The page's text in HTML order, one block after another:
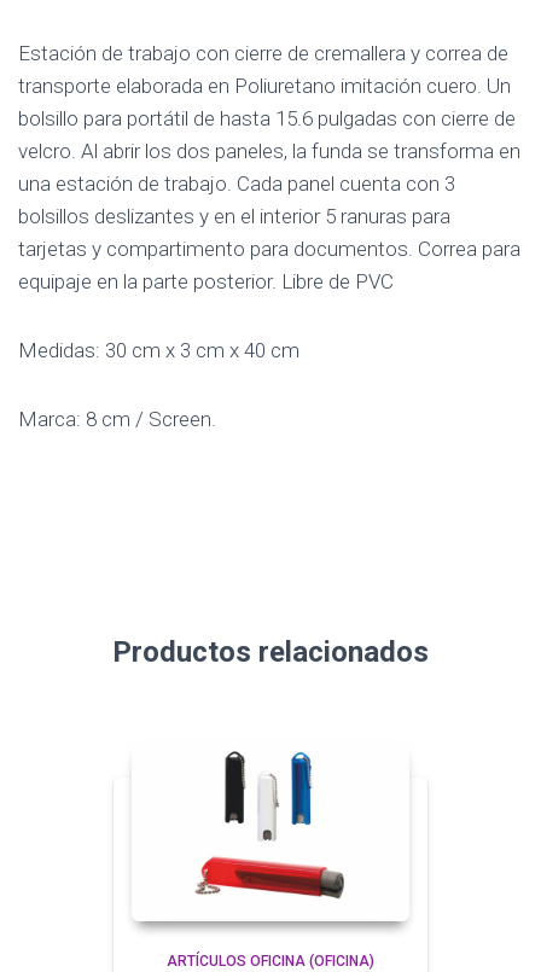
Estación de trabajo con cierre de cremallera y correa de
transporte elaborada en Poliuretano imitación cuero. Un
bolsillo para portátil de hasta 15.6 pulgadas con cierre de
velcro. Al abrir los dos paneles, la funda se transforma en
una estación de trabajo. Cada panel cuenta con 3
bolsillos deslizantes y en el interior 5 ranuras para
tarjetas y compartimento para documentos. Correa para
equipaje en la parte posterior. Libre de PVC
Medidas: 30 cm x 3 cm x 40 cm
Marca: 8 cm / Screen.
Productos relacionados
ARTÍCULOS OFICINA (OFICINA)